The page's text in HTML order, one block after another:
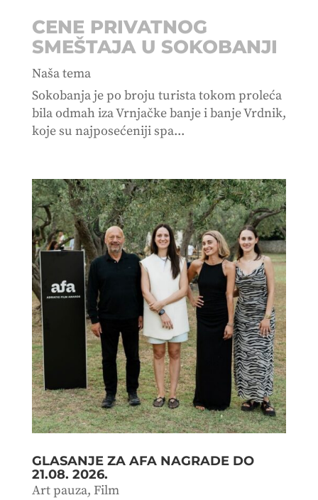
CENE PRIVATNOG
SMEŠTAJA U SOKOBANJI
Naša tema
Sokobanja je po broju turista tokom proleća
bila odmah iza Vrnjačke banje i banje Vrdnik,
koje su najposećeniji spa...
GLASANJE ZA AFA NAGRADE DO
21.08. 2026.
Art pauza, Film